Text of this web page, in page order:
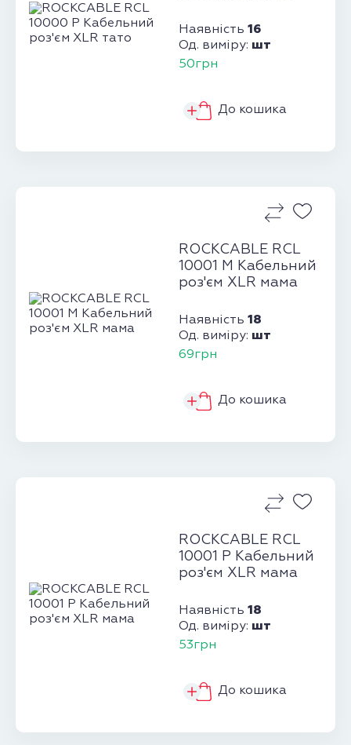
Наявність 16
Од. виміру: шт
50грн
До кошика
ROCKCABLE RCL
10001 M Кабельний
роз'єм XLR мама
Наявність 18
Од. виміру: шт
69грн
До кошика
ROCKCABLE RCL
10001 P Кабельний
роз'єм XLR мама
Наявність 18
Од. виміру: шт
53грн
До кошика